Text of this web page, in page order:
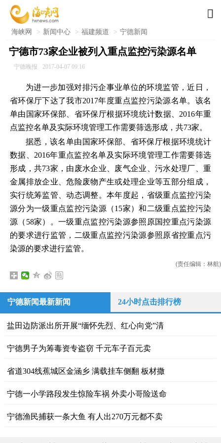

海峡网 > 新闻中心 > 福建频道 > 宁德新闻
宁德市73家企业被列入重点监控污染源名单
宁德晚报 2017-04-07 09:16
为进一步加强对排污企事业单位的环境监管，近日，
省环保厅下达了我市2017年度重点监控污染源名单。该名
单由国家环保部、省环保厅根据环境统计数据、2016年重
点监控名单及实际环境管理工作需要筛选形成，共73家。
据悉，该名单由国家环保部、省环保厅根据环境统计
数据、2016年重点监控名单及实际环境管理工作需要筛选
形成，共73家，由废水企业、废气企业、污水处理厂、重
金属排放企业、危险废物产生或处理企业等五部分组成，
实行统筹监管、动态调整。本年度起，省级重点监控污染
源分为一级重点监控污染源（15家）和二级重点监控污染
源（58家）。一级重点监控污染源参照原国控重点污染源
的要求进行监管，二级重点监控污染源参照原省控重点污
染源的要求进行监管。
(责任编辑：林航)
宁德新闻最新新闻 24小时点击排行榜
盐田边防派出所开展“缅怀先烈、红心向党”清
宁德男子为筹毒资专盗窃 千元车子百元卖
省道304线蕉城区金涵乡 满载挂车侧翻 板材撒
宁德一小学路段发生惊险车祸 外卖小哥险送命
宁德渔民捕获一条大鱼 有人出270万元都不卖